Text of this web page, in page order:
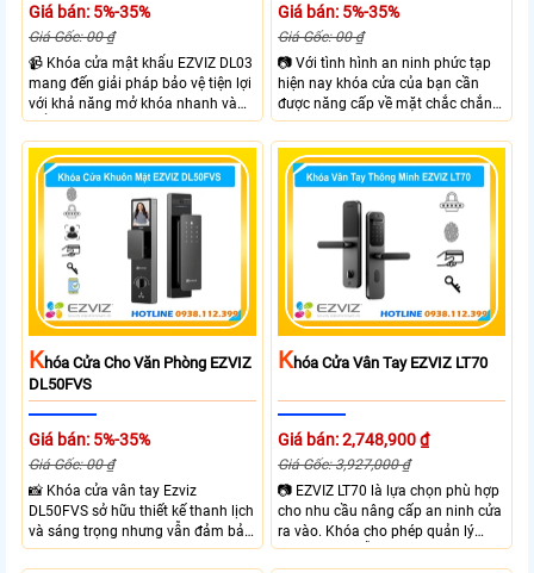
Giá bán: 5%-35%
Giá Gốc: 00 ₫
📹 Khóa cửa mật khẩu EZVIZ DL03
mang đến giải pháp bảo vệ tiện lợi
với khả năng mở khóa nhanh và
kiểm soát linh hoạt. Khóa cửa cửa
EZVIZ kết nối trực tiếp với điện
thoại qua APP EZVIZ hỗ trợ theo
dõi và điều khiển khóa cửa từ xa
phù hợp cho nhà ở căn hộ hoặc
văn phòng hiện đại.
Giá bán: 5%-35%
Giá Gốc: 00 ₫
📷 Với tình hình an ninh phức tạp
hiện nay khóa cửa của bạn cần
được năng cấp về mặt chắc chắn
và công nghệ giúp đảm bảo an
ninh và kiểm soát ra vào hiệu quả
hơn. Với Khóa Cửa An Ninh EZVIZ
DL05 bạn sẽ sở hữu khóa cửa với 6
hình thức mở khóa và nhiều chức
năng an ninh như Cảnh báo phá
hoại và kiểm soát ra vào từ xa
ngay trên điện thoại
KHóa Cửa Cho Văn Phòng EZVIZ
DL50FVS
Giá bán: 5%-35%
Giá Gốc: 00 ₫
📸 Khóa cửa vân tay Ezviz
DL50FVS sở hữu thiết kế thanh lịch
và sáng trọng nhưng vẫn đảm bảo
sự chắc chắn với cùng nhiều
KHóa Cửa Vân Tay EZVIZ LT70
Giá bán: 2,748,900 ₫
Giá Gốc: 3,927,000 ₫
📷 EZVIZ LT70 là lựa chọn phù hợp
cho nhu cầu nâng cấp an ninh cửa
ra vào. Khóa cho phép quản lý
người dùng dễ dàng theo dõi trạng